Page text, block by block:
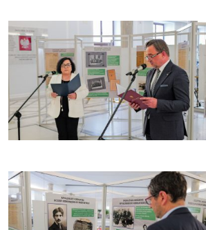
w galerii
kliknięcie spowoduje powiększenie
w galerii
kliknięcie spowoduje powiększenie